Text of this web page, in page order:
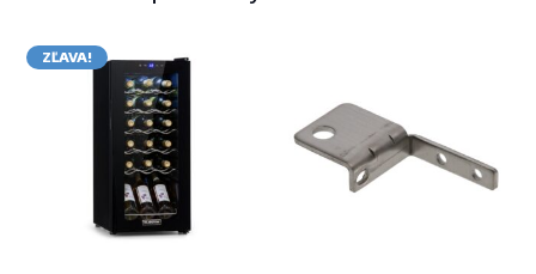
ZĽAVA!